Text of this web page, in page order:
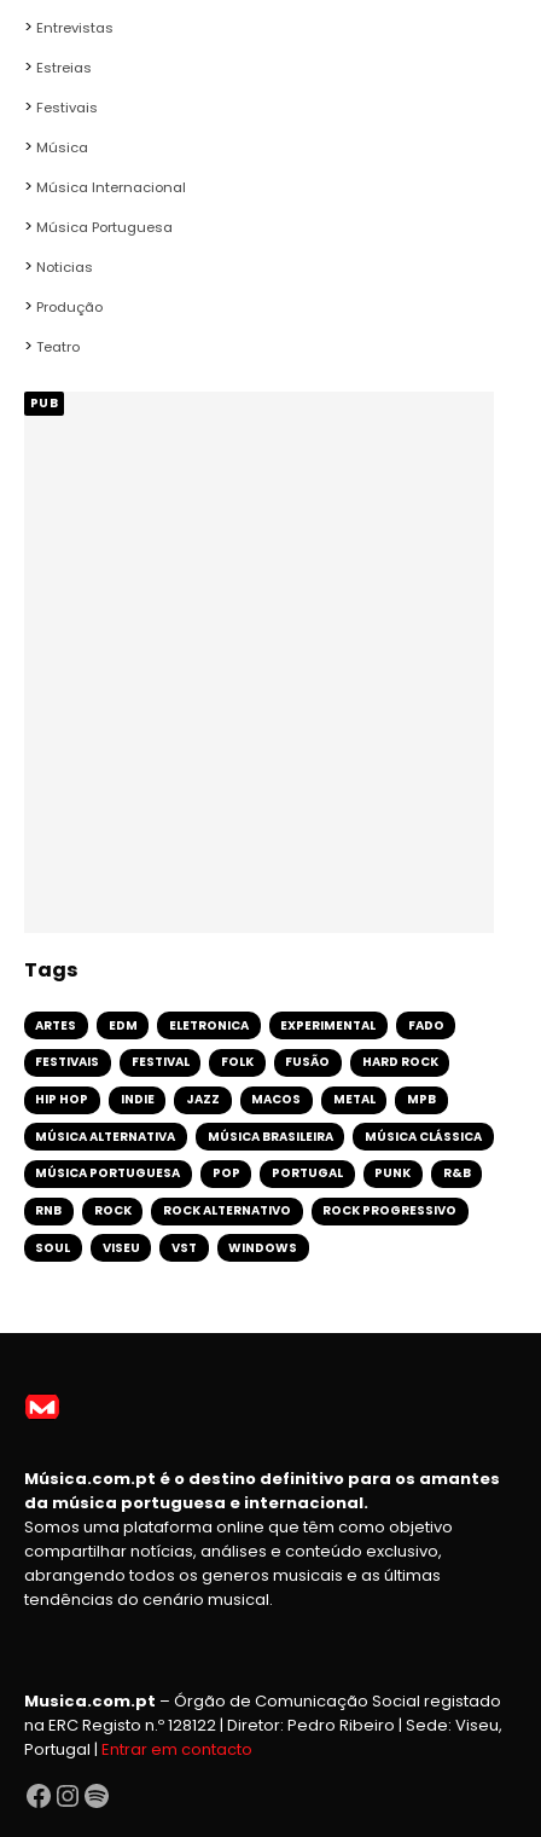
Entrevistas
Estreias
Festivais
Música
Música Internacional
Música Portuguesa
Noticias
Produção
Teatro
PUB
Tags
ARTES EDM ELETRONICA EXPERIMENTAL FADO
FESTIVAIS FESTIVAL FOLK FUSÃO HARD ROCK
HIP HOP INDIE JAZZ MACOS METAL MPB
MÚSICA ALTERNATIVA MÚSICA BRASILEIRA MÚSICA CLÁSSICA
MÚSICA PORTUGUESA POP PORTUGAL PUNK R&B
RNB ROCK ROCK ALTERNATIVO ROCK PROGRESSIVO
SOUL VISEU VST WINDOWS
Música.com.pt é o destino definitivo para os amantes
da música portuguesa e internacional.
Somos uma plataforma online que têm como objetivo
compartilhar notícias, análises e conteúdo exclusivo,
abrangendo todos os generos musicais e as últimas
tendências do cenário musical.
Musica.com.pt – Órgão de Comunicação Social registado
na ERC Registo n.º 128122 | Diretor: Pedro Ribeiro | Sede: Viseu,
Portugal | Entrar em contacto
Facebook
Instagram
Spotify